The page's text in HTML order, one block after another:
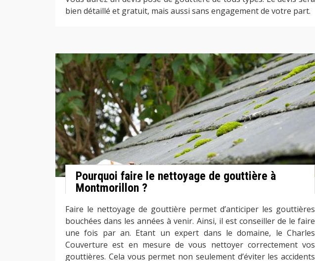
bien détaillé et gratuit, mais aussi sans engagement de votre part.
Pourquoi faire le nettoyage de gouttière à
Montmorillon ?
Faire le nettoyage de gouttière permet d’anticiper les gouttières
bouchées dans les années à venir. Ainsi, il est conseiller de le faire
une fois par an. Etant un expert dans le domaine, le Charles
Couverture est en mesure de vous nettoyer correctement vos
gouttières. Cela vous permet non seulement d’éviter les accidents